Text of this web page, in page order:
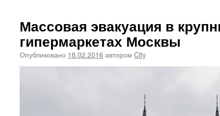
Массовая эвакуация в
гипермаркетах Москвы
Опубликовано 18.02.2016автором City